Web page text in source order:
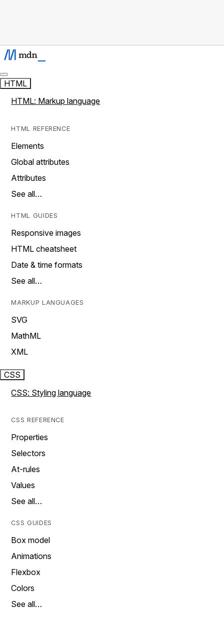
HTML
HTML: Markup language
HTML REFERENCE
Elements
Global attributes
Attributes
See all…
HTML GUIDES
Responsive images
HTML cheatsheet
Date & time formats
See all…
MARKUP LANGUAGES
SVG
MathML
XML
CSS
CSS: Styling language
CSS REFERENCE
Properties
Selectors
At-rules
Values
See all…
CSS GUIDES
Box model
Animations
Flexbox
Colors
See all…